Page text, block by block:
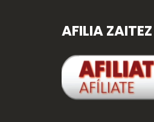
AFILIA ZAITEZ